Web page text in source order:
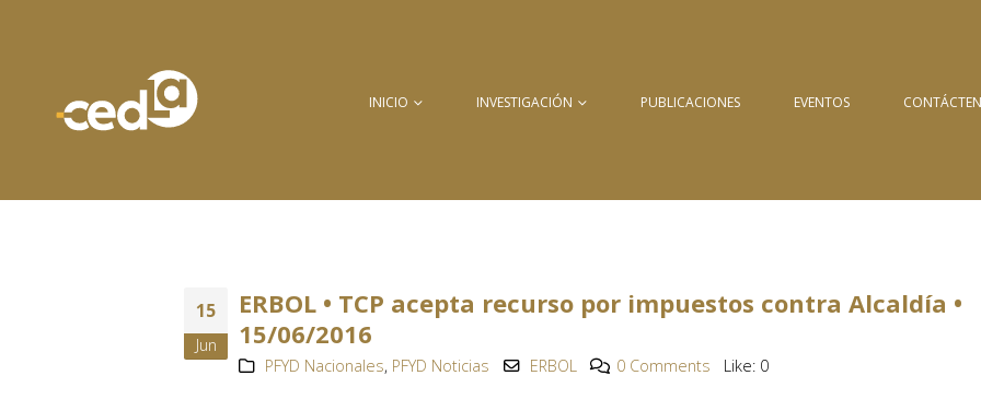
INICIO INVESTIGACIÓN PUBLICACIONES EVENTOS
15
Jun
ERBOL • TCP acepta recurso por impuestos contra Alcaldía •
15/06/2016
PFYD Nacionales, PFYD Noticias ERBOL 0 Comments Like: 0